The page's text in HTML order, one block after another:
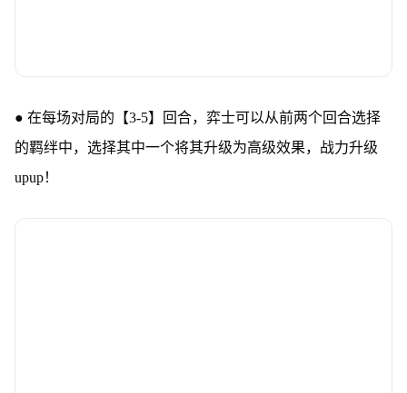
● 在每场对局的【3-5】回合，弈士可以从前两个回合选择
的羁绊中，选择其中一个将其升级为高级效果，战力升级
upup！